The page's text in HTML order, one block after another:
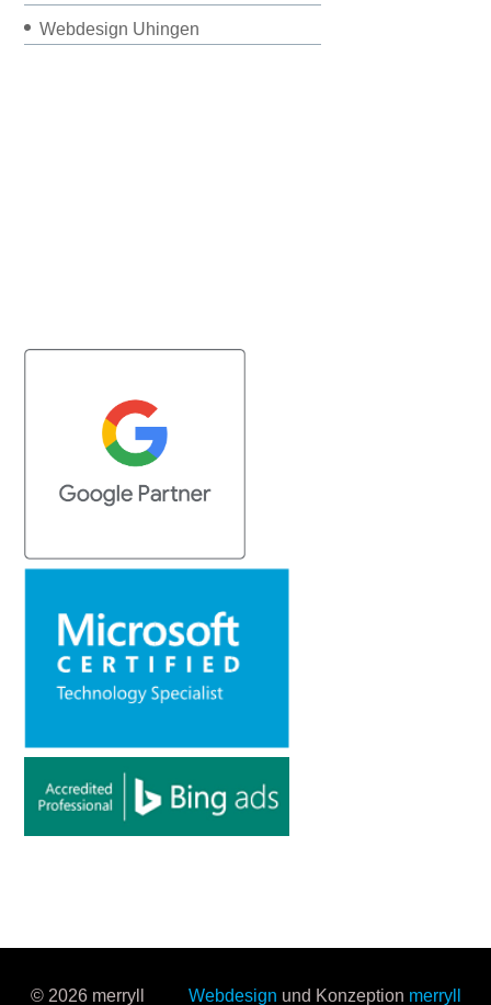
Webdesign Uhingen
© 2026 merryll Webdesign und Konzeption merryll